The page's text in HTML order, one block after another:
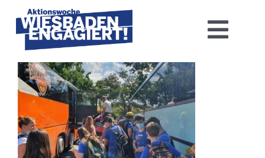
content
Home
Aktions­woche 2026
Basis-Infos